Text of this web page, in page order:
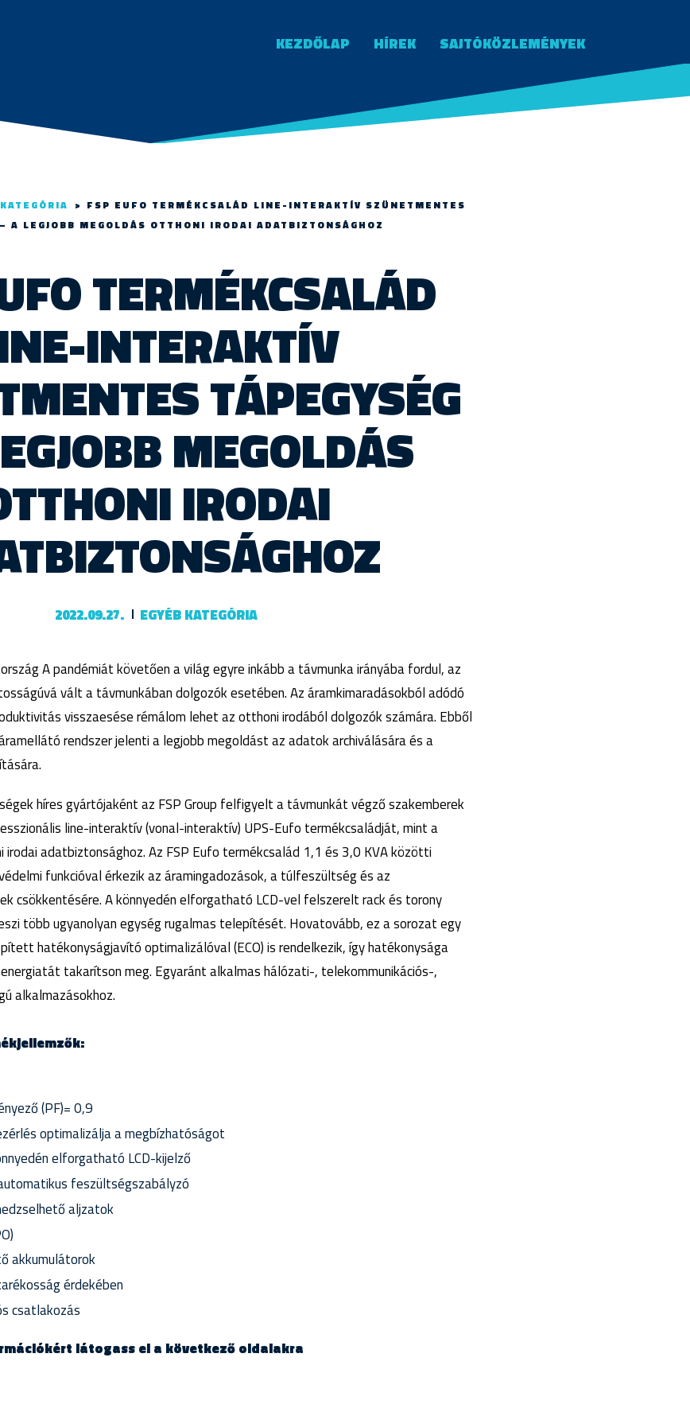
KEZDŐLAP HÍREK SAJTÓKÖZLEMÉNYEK
> FSP EUFO TERMÉKCSALÁD LINE-INTERAKTÍV SZÜNETMENTES
A LEGJOBB MEGOLDÁS OTTHONI IRODAI ADATBIZTONSÁGHOZ
TERMÉKCSALÁD
INTERAKTÍV
TÁPEGYSÉG
MEGOLDÁS
IRODAI
2022.09.27. EGYÉB KATEGÓRIA
A pandémiát követően a világ egyre inkább a távmunka irányába fordul, az
vált a távmunkában dolgozók esetében. Az áramkimaradásokból adódó
visszaesése rémálom lehet az otthoni irodából dolgozók számára. Ebből
rendszer jelenti a legjobb megoldást az adatok archiválására és a
híres gyártójaként az FSP Group felfigyelt a távmunkát végző szakemberek
line-interaktív (vonal-interaktív) UPS-Eufo termékcsaládját, mint a
adatbiztonsághoz. Az FSP Eufo termékcsalád 1,1 és 3,0 KVA közötti
funkcióval érkezik az áramingadozások, a túlfeszültség és az
csökkentésére. A könnyedén elforgatható LCD-vel felszerelt rack és torony
több ugyanolyan egység rugalmas telepítését. Hovatovább, ez a sorozat egy
hatékonyságjavító optimalizálóval (ECO) is rendelkezik, így hatékonysága
takarítson meg. Egyaránt alkalmas hálózati-, telekommunikációs-,
alkalmazásokhoz.
(PF)= 0,9
optimalizálja a megbízhatóságot
elforgatható LCD-kijelző
feszültségszabályzó
aljzatok
akkumulátorok
érdekében
csatlakozás
látogass el a következő oldalakra